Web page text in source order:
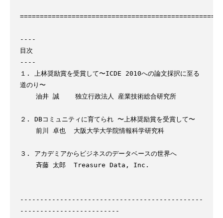
----
目次
----
１. 上林奨励賞を受賞して〜ICDE 2010への論文採択に至る
道のり〜
２. DBコミュニティに育てられ 〜上林奨励賞を受賞して〜
３. アカデミアからビジネスのデータベースの世界へ
----------------------------------------------
-------------------------